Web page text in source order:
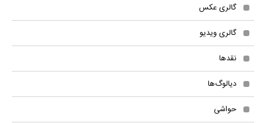
گالری عکس
گالری ویدیو
نقدها
دیالوگ‌ها
حواشی